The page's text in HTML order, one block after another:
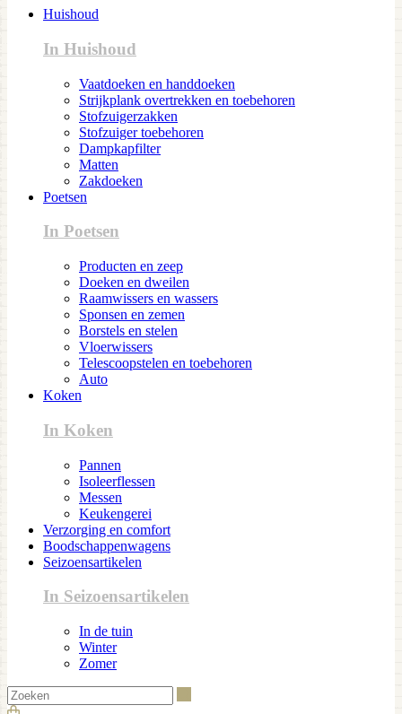
Huishoud
In Huishoud
Vaatdoeken en handdoeken
Strijkplank overtrekken en toebehoren
Stofzuigerzakken
Stofzuiger toebehoren
Dampkapfilter
Matten
Zakdoeken
Poetsen
In Poetsen
Producten en zeep
Doeken en dweilen
Raamwissers en wassers
Sponsen en zemen
Borstels en stelen
Vloerwissers
Telescoopstelen en toebehoren
Auto
Koken
In Koken
Pannen
Isoleerflessen
Messen
Keukengerei
Verzorging en comfort
Boodschappenwagens
Seizoensartikelen
In Seizoensartikelen
In de tuin
Winter
Zomer